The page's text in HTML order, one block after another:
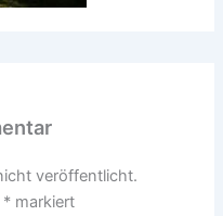
veröffentlicht.
*markiert